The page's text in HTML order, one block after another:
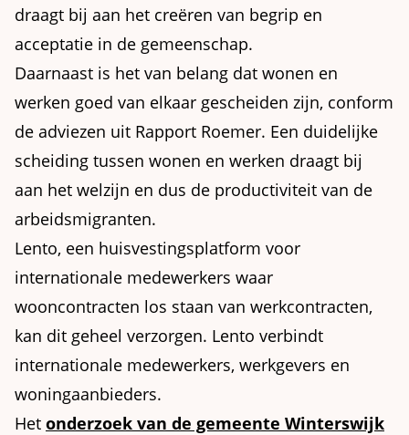
draagt bij aan het creëren van begrip en
acceptatie in de gemeenschap.
Daarnaast is het van belang dat wonen en
werken goed van elkaar gescheiden zijn, conform
de adviezen uit Rapport Roemer. Een duidelijke
scheiding tussen wonen en werken draagt bij
aan het welzijn en dus de productiviteit van de
arbeidsmigranten.
Lento, een huisvestingsplatform voor
internationale medewerkers waar
wooncontracten los staan van werkcontracten,
kan dit geheel verzorgen. Lento verbindt
internationale medewerkers, werkgevers en
woningaanbieders.
Het onderzoek van de gemeente Winterswijk